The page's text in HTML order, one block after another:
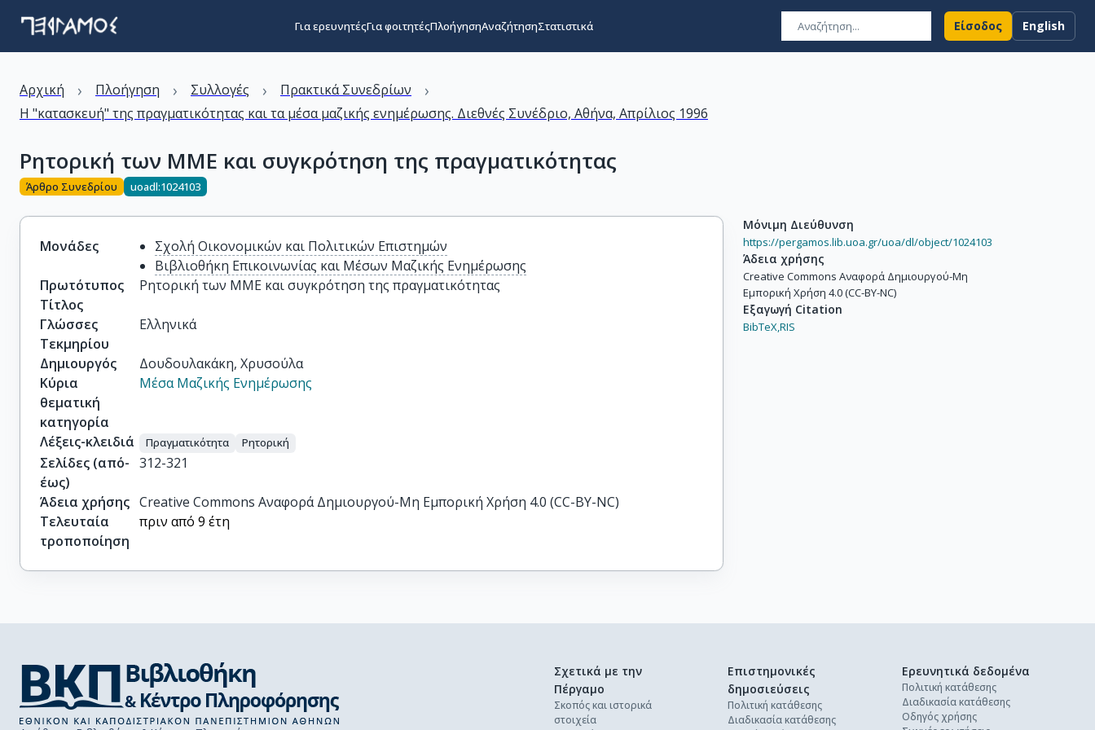
Για ερευνητέςΓια φοιτητέςΠλοήγησηΑναζήτησηΣτατιστικά Είσοδος English
Αρχική › Πλοήγηση › Συλλογές › Πρακτικά Συνεδρίων ›
Η "κατασκευή" της πραγματικότητας και τα μέσα μαζικής ενημέρωσης. Διεθνές Συνέδριο, Αθήνα, Απρίλιος 1996
Ρητορική των ΜΜΕ και συγκρότηση της πραγματικότητας
Άρθρο Συνεδρίου uoadl:1024103
Μονάδες
Σχολή Οικονομικών και Πολιτικών Επιστημών
Βιβλιοθήκη Επικοινωνίας και Μέσων Μαζικής Ενημέρωσης
Πρωτότυπος
Τίτλος
Ρητορική των ΜΜΕ και συγκρότηση της πραγματικότητας
Γλώσσες
Τεκμηρίου
Ελληνικά
Δημιουργός
Δουδουλακάκη, Χρυσούλα
Κύρια
θεματική
κατηγορία
Μέσα Μαζικής Ενημέρωσης
Λέξεις-κλειδιά Πραγματικότητα Ρητορική
Σελίδες (από-
έως)
312-321
Άδεια χρήσης Creative Commons Αναφορά Δημιουργού-Μη Εμπορική Χρήση 4.0 (CC-BY-NC)
Τελευταία
τροποποίηση
πριν από 9 έτη
Μόνιμη Διεύθυνση
https://pergamos.lib.uoa.gr/uoa/dl/object/1024103
Άδεια χρήσης
Creative Commons Αναφορά Δημιουργού-Μη
Εμπορική Χρήση 4.0 (CC-BY-NC)
Εξαγωγή Citation
BibTeX,RIS
Σχετικά με την
Πέργαμο
Σκοπός και ιστορικά
στοιχεία
Επιστημονικές
δημοσιεύσεις
Πολιτική κατάθεσης
Διαδικασία κατάθεσης
Ερευνητικά δεδομένα
Πολιτική κατάθεσης
Διαδικασία κατάθεσης
Οδηγός χρήσης